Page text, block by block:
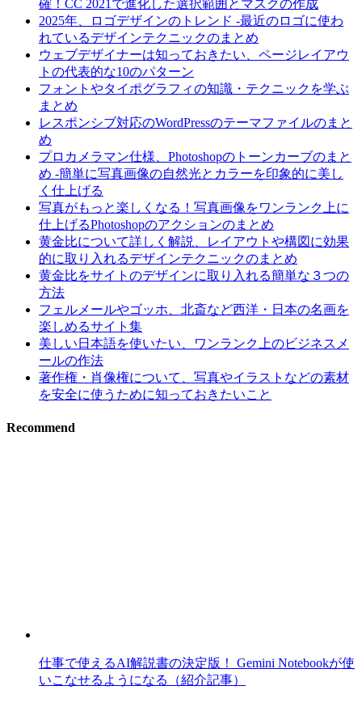
確！CC 2021で進化した選択範囲とマスクの作成
2025年、ロゴデザインのトレンド -最近のロゴに使わ
れているデザインテクニックのまとめ
ウェブデザイナーは知っておきたい、ページレイアウ
トの代表的な10のパターン
フォントやタイポグラフィの知識・テクニックを学ぶ
まとめ
レスポンシブ対応のWordPressのテーマファイルのまと
め
プロカメラマン仕様、Photoshopのトーンカーブのまと
め -簡単に写真画像の自然光とカラーを印象的に美し
く仕上げる
写真がもっと楽しくなる！写真画像をワンランク上に
仕上げるPhotoshopのアクションのまとめ
黄金比について詳しく解説、レイアウトや構図に効果
的に取り入れるデザインテクニックのまとめ
黄金比をサイトのデザインに取り入れる簡単な３つの
方法
フェルメールやゴッホ、北斎など西洋・日本の名画を
楽しめるサイト集
美しい日本語を使いたい、ワンランク上のビジネスメ
ールの作法
著作権・肖像権について、写真やイラストなどの素材
を安全に使うために知っておきたいこと
Recommend
仕事で使えるAI解説書の決定版！ Gemini Notebookが使
いこなせるようになる（紹介記事）